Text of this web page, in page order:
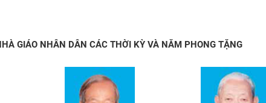
GIÁO NHÂN DÂN CÁC THỜI KỲ VÀ NĂM PHONG TẶNG